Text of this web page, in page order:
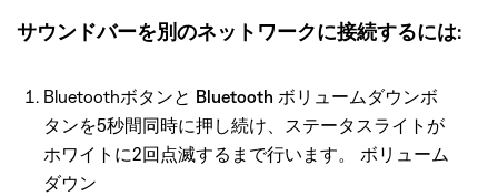
サウンドバーを別のネットワークに接続するには:
Bluetoothボタンと Bluetooth ボリュームダウンボ
タンを5秒間同時に押し続け、ステータスライトが
ホワイトに2回点滅するまで行います。 ボリューム
ダウン